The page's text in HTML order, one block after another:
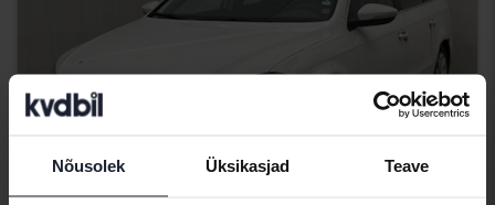
Nõusolek Üksikasjad Teave